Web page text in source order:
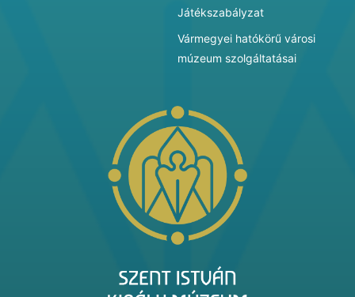
Játékszabályzat
Vármegyei hatókörű városi
múzeum szolgáltatásai